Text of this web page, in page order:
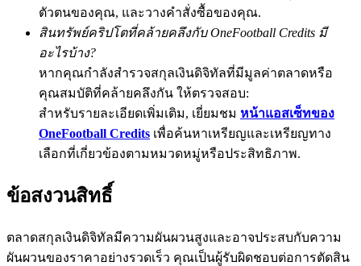
USDT New User Exclusive 10% APR
USDT Flexible Staking | Daily Rewards
BTC New User Exclusive: 6.5% APR
ตัวตนของคุณ, และวางคำสั่งซื้อของคุณ.
สินทรัพย์คริปโตที่คล้ายคลึงกับ OneFootball Credits มี
อะไรบ้าง?
หากคุณกำลังสำรวจสกุลเงินดิจิทัลที่มีมูลค่าตลาดหรือ
คุณสมบัติที่คล้ายคลึงกัน ให้ตรวจสอบ:
สำหรับรายละเอียดเพิ่มเติม, เยี่ยมชม หน้าแอสเซ็ทของ
OneFootball Credits เพื่อค้นหาเหรียญและเหรียญทาง
เลือกที่เกี่ยวข้องตามหมวดหมู่หรือประสิทธิภาพ.
ข้อสงวนสิทธิ์
ตลาดสกุลเงินดิจิทัลมีความผันผวนสูงและอาจประสบกับความ
ผันผวนของราคาอย่างรวดเร็ว คุณเป็นผู้รับผิดชอบต่อการตัดสิน